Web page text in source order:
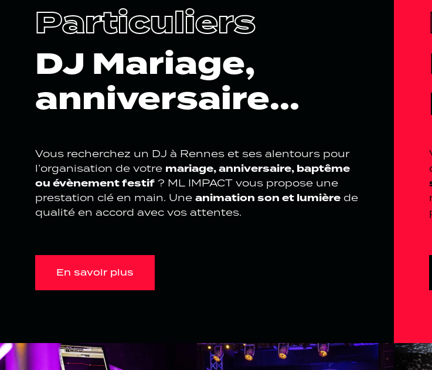
Particuliers
DJ Mariage,
anniversaire...
Vous recherchez un DJ à Rennes et ses alentours pour
l’organisation de votre mariage, anniversaire, baptême
ou évènement festif ? ML IMPACT vous propose une
prestation clé en main. Une animation son et lumière de
qualité en accord avec vos attentes.
En savoir plus